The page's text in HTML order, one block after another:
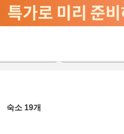
숙소 19개